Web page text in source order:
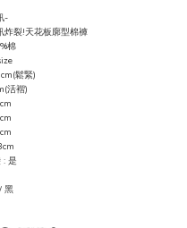
-
炸裂!天花板廓型棉褲
棉
鬆緊)
活褶)
cm
: 是
黑